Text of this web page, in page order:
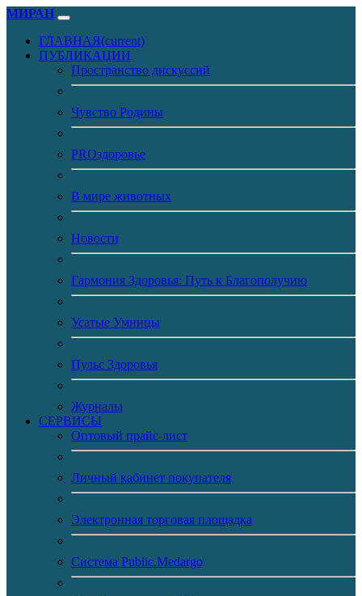
МИРАН
ГЛАВНАЯ(current)
ПУБЛИКАЦИИ
Пространство дискуссий
Чувство Родины
PROздоровье
В мире животных
Новости
Гармония Здоровья: Путь к Благополучию
Усатые Умницы
Пульс Здоровья
Журналы
CЕРВИСЫ
Оптовый прайс-лист
Личный кабинет покупателя
Электронная торговая площадка
Система Public.Medargo